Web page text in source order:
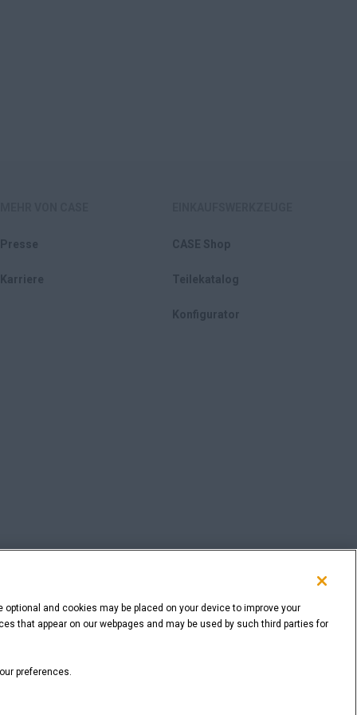
Presse
Karriere
CASE Shop
Teilekatalog
Konfigurator
and cookies may be placed on your device to improve your
that appear on our webpages and may be used by such third parties for
preferences.